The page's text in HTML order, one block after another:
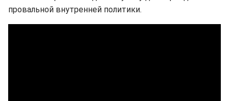
провальной внутренней политики.